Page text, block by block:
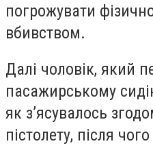
погрожувати
вбивством.
Далі чоловік, який
пасажирському
як з’ясувалось
пістолету, після